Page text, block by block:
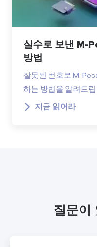
실수로 보낸 M-
방법
잘못된 번호로 M-
하는 방법을 알려드
지금 읽어라
질문이